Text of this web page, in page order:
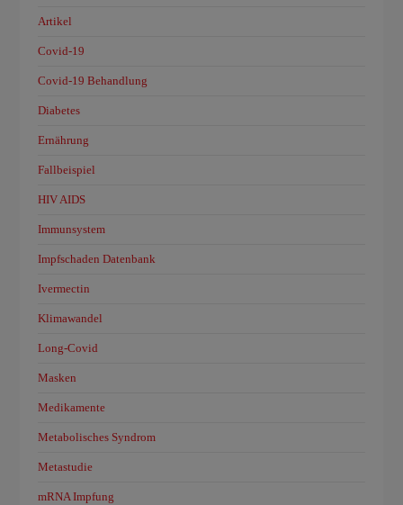
Artikel
Covid-19
Covid-19 Behandlung
Diabetes
Ernährung
Fallbeispiel
HIV AIDS
Immunsystem
Impfschaden Datenbank
Ivermectin
Klimawandel
Long-Covid
Masken
Medikamente
Metabolisches Syndrom
Metastudie
mRNA Impfung